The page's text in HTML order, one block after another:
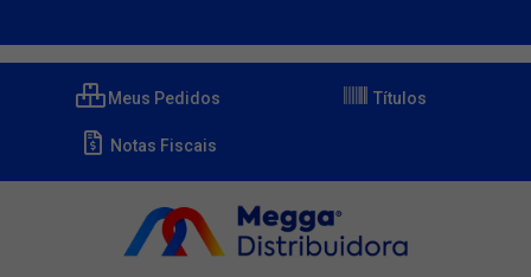
Meus Pedidos Títulos
Notas Fiscais